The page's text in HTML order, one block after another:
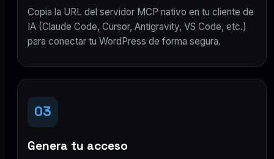
Copia la URL del servidor MCP nativo en tu cliente de
IA (Claude Code, Cursor, Antigravity, VS Code, etc.)
para conectar tu WordPress de forma segura.
03
Genera tu acceso